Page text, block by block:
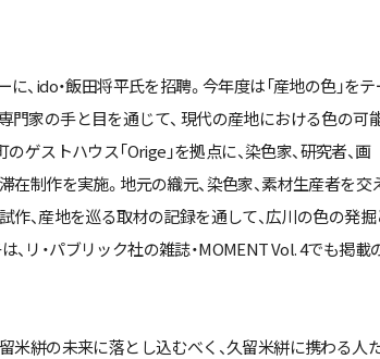
、ido・飯田将平氏を招聘。今年度は「産地の色」をテ
門家の手と目を通じて、 現代の産地における色の可
ゲストハウス「Orige」を拠点に、染色家、研究者、画
在制作を実施。地元の織元、染色家、素材生産者を交
作、産地を巡る取材の記録を通して、広川の色の発掘
リ・パブリック社の雑誌・MOMENT Vol. 4でも掲載
米絣の未来に落とし込むべく、久留米絣に携わる人